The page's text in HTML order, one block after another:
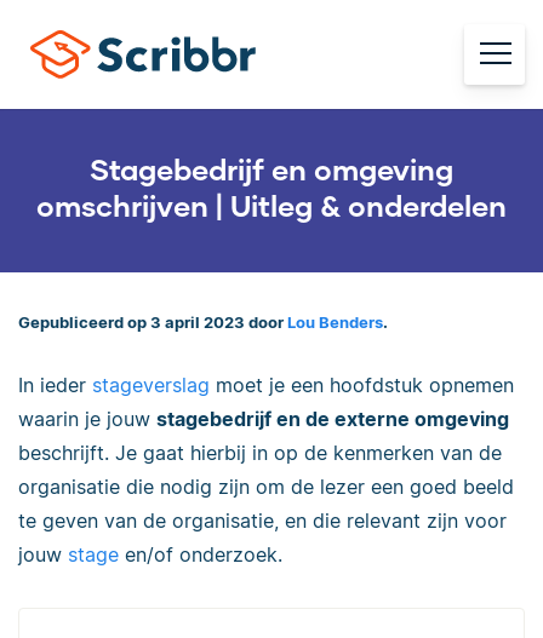
Stagebedrijf en omgeving
omschrijven | Uitleg & onderdelen
Gepubliceerd op 3 april 2023 door Lou Benders.
In ieder stageverslag moet je een hoofdstuk opnemen
waarin je jouw stagebedrijf en de externe omgeving
beschrijft. Je gaat hierbij in op de kenmerken van de
organisatie die nodig zijn om de lezer een goed beeld
te geven van de organisatie, en die relevant zijn voor
jouw stage en/of onderzoek.